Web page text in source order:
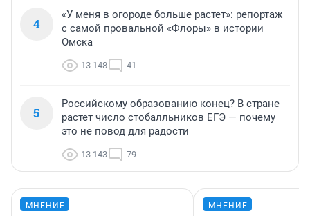
4
«У меня в огороде больше растет»: репортаж
с самой провальной «Флоры» в истории
Омска
13 148 41
5
Российскому образованию конец? В стране
растет число стобалльников ЕГЭ — почему
это не повод для радости
13 143 79
МНЕНИЕ МНЕНИЕ